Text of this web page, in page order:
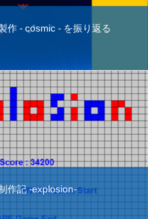
作 - cosmic - を振り返る
作記 -explosion-